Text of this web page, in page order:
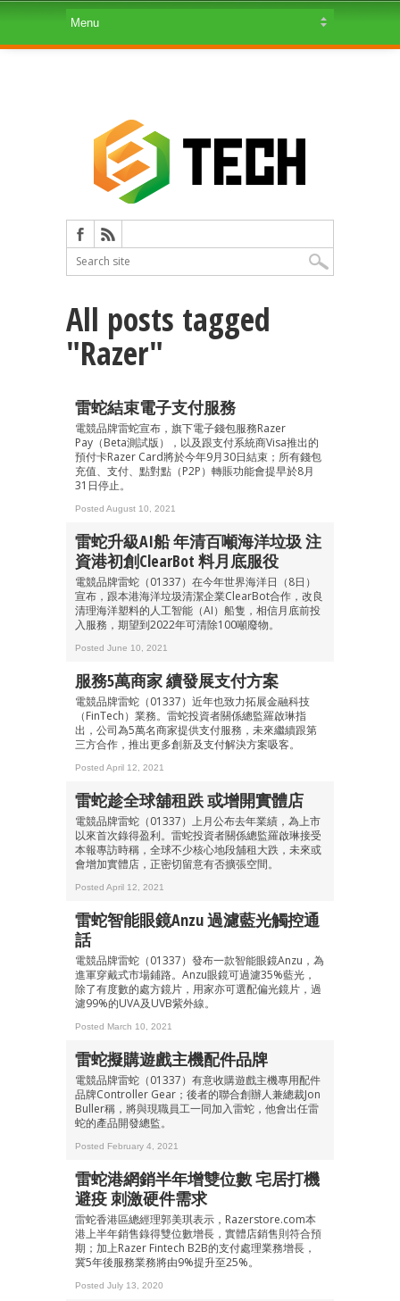
All posts tagged
"Razer"
雷蛇結束電子支付服務
電競品牌雷蛇宣布，旗下電子錢包服務Razer
Pay（Beta測試版），以及跟支付系統商Visa推出的
預付卡Razer Card將於今年9月30日結束；所有錢包
充值、支付、點對點（P2P）轉賬功能會提早於8月
31日停止。
Posted August 10, 2021
雷蛇升級AI船 年清百噸海洋垃圾 注
資港初創ClearBot 料月底服役
電競品牌雷蛇（01337）在今年世界海洋日（8日）
宣布，跟本港海洋垃圾清潔企業ClearBot合作，改良
清理海洋塑料的人工智能（AI）船隻，相信月底前投
入服務，期望到2022年可清除100噸廢物。
Posted June 10, 2021
服務5萬商家 續發展支付方案
電競品牌雷蛇（01337）近年也致力拓展金融科技
（FinTech）業務。雷蛇投資者關係總監羅啟琳指
出，公司為5萬名商家提供支付服務，未來繼續跟第
三方合作，推出更多創新及支付解決方案吸客。
Posted April 12, 2021
雷蛇趁全球舖租跌 或增開實體店
電競品牌雷蛇（01337）上月公布去年業績，為上市
以來首次錄得盈利。雷蛇投資者關係總監羅啟琳接受
本報專訪時稱，全球不少核心地段舖租大跌，未來或
會增加實體店，正密切留意有否擴張空間。
Posted April 12, 2021
雷蛇智能眼鏡Anzu 過濾藍光觸控通
話
電競品牌雷蛇（01337）發布一款智能眼鏡Anzu，為
進軍穿戴式市場鋪路。Anzu眼鏡可過濾35%藍光，
除了有度數的處方鏡片，用家亦可選配偏光鏡片，過
濾99%的UVA及UVB紫外線。
Posted March 10, 2021
雷蛇擬購遊戲主機配件品牌
電競品牌雷蛇（01337）有意收購遊戲主機專用配件
品牌Controller Gear；後者的聯合創辦人兼總裁Jon
Buller稱，將與現職員工一同加入雷蛇，他會出任雷
蛇的產品開發總監。
Posted February 4, 2021
雷蛇港網銷半年增雙位數 宅居打機
避疫 刺激硬件需求
雷蛇香港區總經理郭美琪表示，Razerstore.com本
港上半年銷售錄得雙位數增長，實體店銷售則符合預
期；加上Razer Fintech B2B的支付處理業務增長，
冀5年後服務業務將由9%提升至25%。
Posted July 13, 2020
成為 EJ Tech 會員